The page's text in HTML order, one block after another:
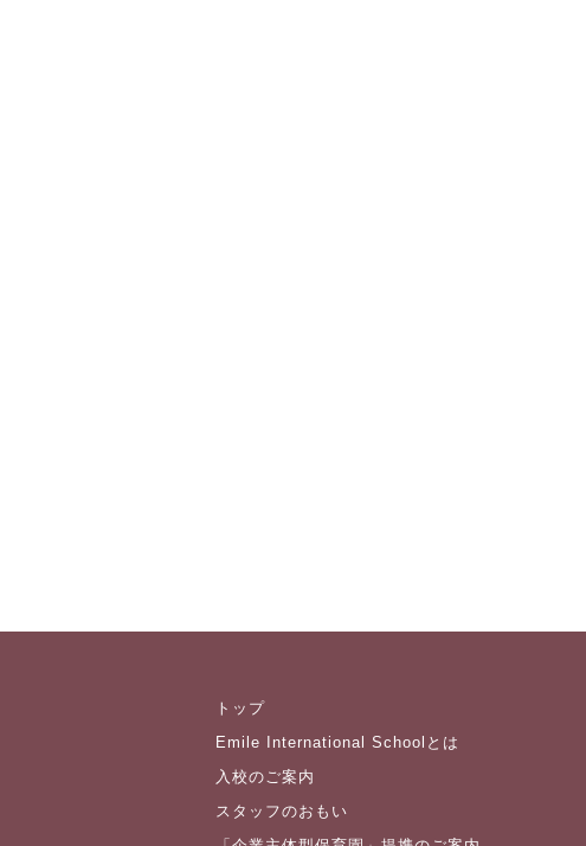
トップ
Emile International Schoolとは
入校のご案内
スタッフのおもい